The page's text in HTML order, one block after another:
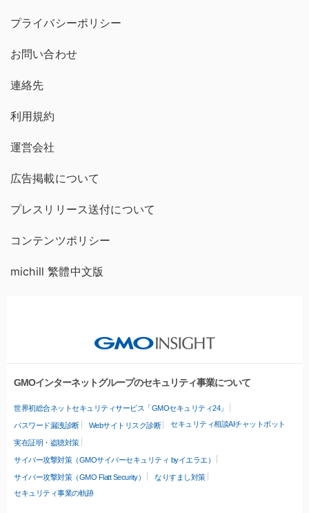
プライバシーポリシー
お問い合わせ
連絡先
利用規約
運営会社
広告掲載について
プレスリリース送付について
コンテンツポリシー
michill 繁體中文版
GMOインターネットグループのセキュリティ事業について
世界初総合ネットセキュリティサービス「GMOセキュリティ24」
パスワード漏洩診断 Webサイトリスク診断 セキュリティ相談AIチャットボット
実在証明・盗聴対策
サイバー攻撃対策（GMOサイバーセキュリティ byイエラエ）
サイバー攻撃対策（GMO Flatt Security）
なりすまし対策
セキュリティ事業の軌跡